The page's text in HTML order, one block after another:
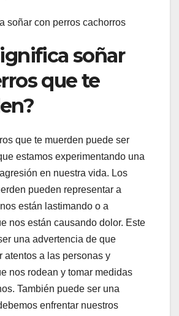
soñar
que te
que te muerden puede ser
estamos experimentando una
en nuestra vida. Los
pueden representar a
están lastimando o a
nos están causando dolor. Este
una advertencia de que
atentos a las personas y
nos rodean y tomar medidas
También puede ser una
enfrentar nuestros